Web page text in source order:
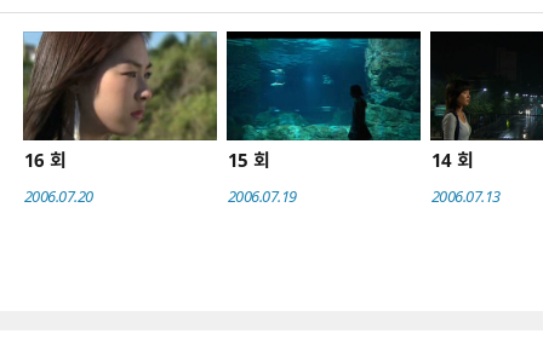
16 회
2006.07.20
15 회
2006.07.19
14 회
2006.07.13